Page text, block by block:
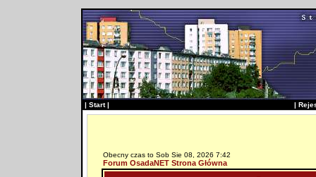
| Start| |
Obecny czas to Sob Sie 08, 2026 7:42
Forum OsadaNET Strona Główna